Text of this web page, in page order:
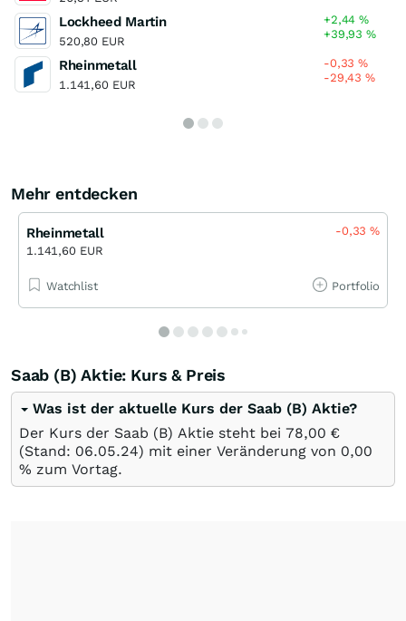
Lockheed Martin
520,80 EUR
+2,44%
+39,93%
Rheinmetall
1.141,60 EUR
-0,33%
-29,43%
Mehr entdecken
Rheinmetall
1.141,60 EUR
-0,33%
Watchlist Portfolio
Saab (B) Aktie: Kurs & Preis
Was ist der aktuelle Kurs der Saab (B) Aktie?
Der Kurs der Saab (B) Aktie steht bei 78,00 €
(Stand: 06.05.24) mit einer Veränderung von 0,00
% zum Vortag.